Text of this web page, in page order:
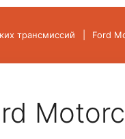
трансмиссий Ford